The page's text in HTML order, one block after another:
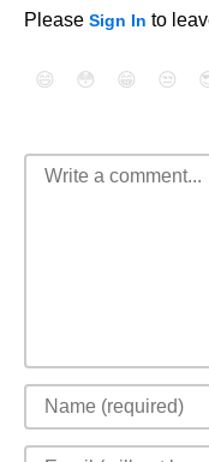
Please Sign In to
😄 😳 😁 😒